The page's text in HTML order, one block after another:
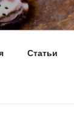
Статьи